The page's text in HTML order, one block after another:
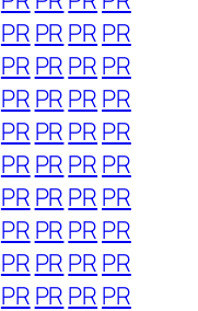
PR PR PR PR
PR PR PR PR
PR PR PR PR
PR PR PR PR
PR PR PR PR
PR PR PR PR
PR PR PR PR
PR PR PR PR
PR PR PR PR